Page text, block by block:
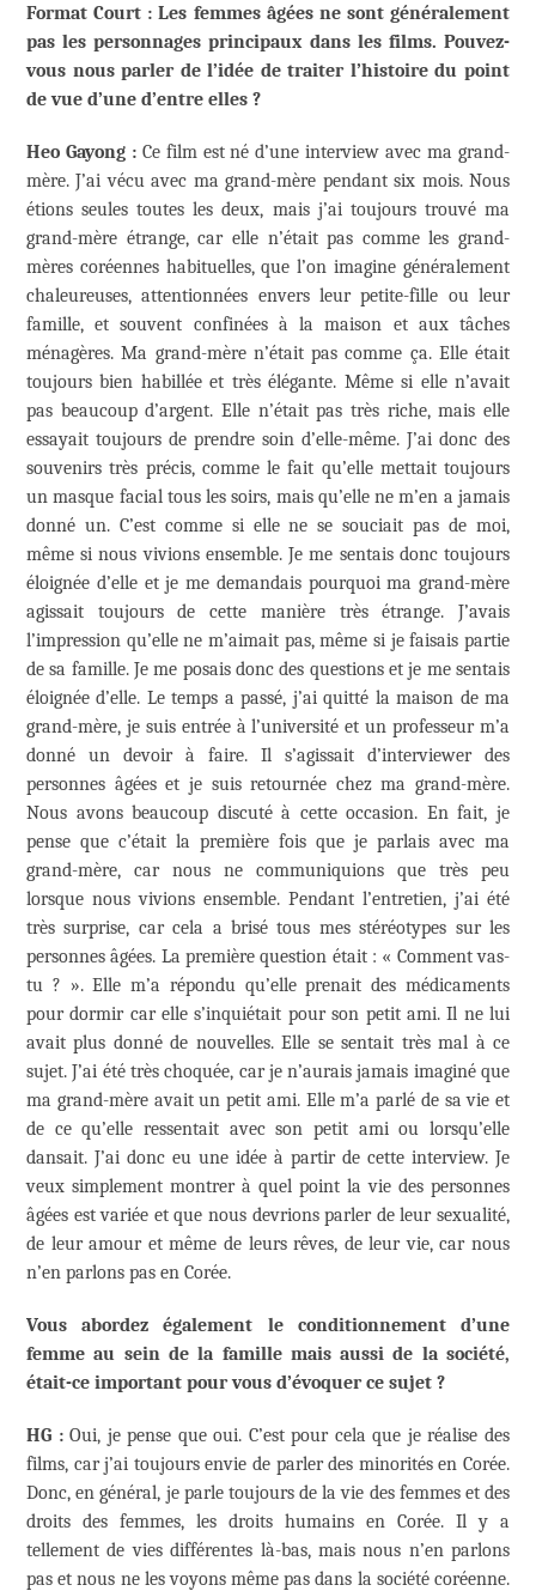
Format Court : Les femmes âgées ne sont généralement
pas les personnages principaux dans les films. Pouvez-
vous nous parler de l’idée de traiter l’histoire du point
de vue d’une d’entre elles ?
Heo Gayong :Ce film est né d’une interview avec ma grand-
mère. J’ai vécu avec ma grand-mère pendant six mois. Nous
étions seules toutes les deux, mais j’ai toujours trouvé ma
grand-mère étrange, car elle n’était pas comme les grand-
mères coréennes habituelles, que l’on imagine généralement
chaleureuses, attentionnées envers leur petite-fille ou leur
famille, et souvent confinées à la maison et aux tâches
ménagères. Ma grand-mère n’était pas comme ça. Elle était
toujours bien habillée et très élégante. Même si elle n’avait
pas beaucoup d’argent. Elle n’était pas très riche, mais elle
essayait toujours de prendre soin d’elle-même. J’ai donc des
souvenirs très précis, comme le fait qu’elle mettait toujours
un masque facial tous les soirs, mais qu’elle ne m’en a jamais
donné un. C’est comme si elle ne se souciait pas de moi,
même si nous vivions ensemble. Je me sentais donc toujours
éloignée d’elle et je me demandais pourquoi ma grand-mère
agissait toujours de cette manière très étrange. J’avais
l’impression qu’elle ne m’aimait pas, même si je faisais partie
de sa famille. Je me posais donc des questions et je me sentais
éloignée d’elle. Le temps a passé, j’ai quitté la maison de ma
grand-mère, je suis entrée à l’université et un professeur m’a
donné un devoir à faire. Il s’agissait d’interviewer des
personnes âgées et je suis retournée chez ma grand-mère.
Nous avons beaucoup discuté à cette occasion. En fait, je
pense que c’était la première fois que je parlais avec ma
grand-mère, car nous ne communiquions que très peu
lorsque nous vivions ensemble. Pendant l’entretien, j’ai été
très surprise, car cela a brisé tous mes stéréotypes sur les
personnes âgées. La première question était : « Comment vas-
tu ? ». Elle m’a répondu qu’elle prenait des médicaments
pour dormir car elle s’inquiétait pour son petit ami. Il ne lui
avait plus donné de nouvelles. Elle se sentait très mal à ce
sujet. J’ai été très choquée, car je n’aurais jamais imaginé que
ma grand-mère avait un petit ami. Elle m’a parlé de sa vie et
de ce qu’elle ressentait avec son petit ami ou lorsqu’elle
dansait. J’ai donc eu une idée à partir de cette interview. Je
veux simplement montrer à quel point la vie des personnes
âgées est variée et que nous devrions parler de leur sexualité,
de leur amour et même de leurs rêves, de leur vie, car nous
n’en parlons pas en Corée.
Vous abordez également le conditionnement d’une
femme au sein de la famille mais aussi de la société,
était-ce important pour vous d’évoquer ce sujet ?
HG :Oui, je pense que oui. C’est pour cela que je réalise des
films, car j’ai toujours envie de parler des minorités en Corée.
Donc, en général, je parle toujours de la vie des femmes et des
droits des femmes, les droits humains en Corée. Il y a
tellement de vies différentes là-bas, mais nous n’en parlons
pas et nous ne les voyons même pas dans la société coréenne.